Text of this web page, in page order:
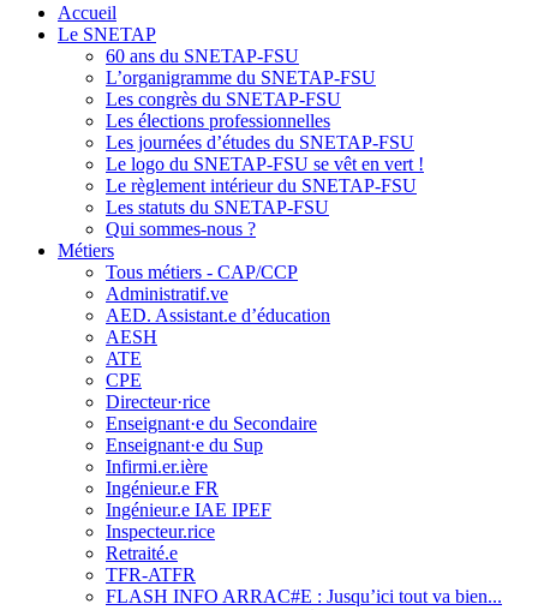
Accueil
Le SNETAP
60 ans du SNETAP-FSU
L’organigramme du SNETAP-FSU
Les congrès du SNETAP-FSU
Les élections professionnelles
Les journées d’études du SNETAP-FSU
Le logo du SNETAP-FSU se vêt en vert !
Le règlement intérieur du SNETAP-FSU
Les statuts du SNETAP-FSU
Qui sommes-nous ?
Métiers
Tous métiers - CAP/CCP
Administratif.ve
AED. Assistant.e d’éducation
AESH
ATE
CPE
Directeur·rice
Enseignant·e du Secondaire
Enseignant·e du Sup
Infirmi.er.ière
Ingénieur.e FR
Ingénieur.e IAE IPEF
Inspecteur.rice
Retraité.e
TFR-ATFR
FLASH INFO ARRAC#E : Jusqu’ici tout va bien...